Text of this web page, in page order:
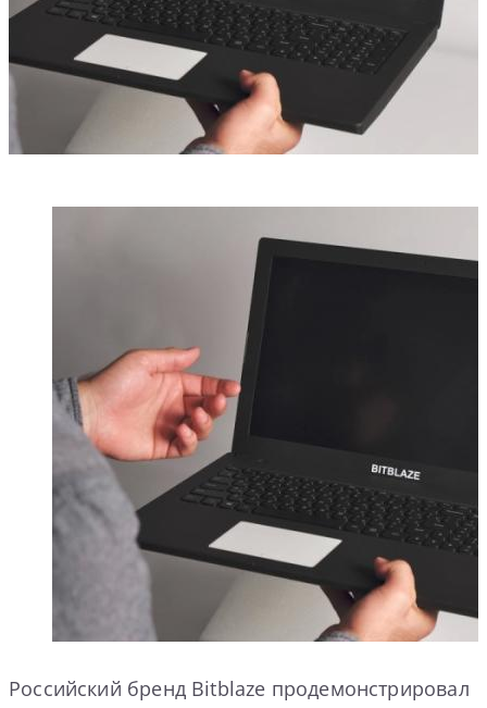
Российский бренд Bitblaze продемонстрировал